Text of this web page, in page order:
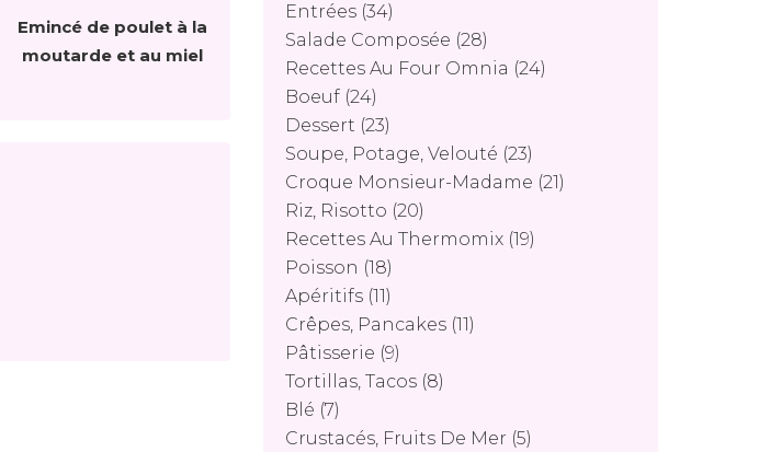
Emincé de poulet à la
moutarde et au miel
Entrées (34)
Salade Composée (28)
Recettes Au Four Omnia (24)
Boeuf (24)
Dessert (23)
Soupe, Potage, Velouté (23)
Croque Monsieur-Madame (21)
Riz, Risotto (20)
Recettes Au Thermomix (19)
Poisson (18)
Apéritifs (11)
Crêpes, Pancakes (11)
Pâtisserie (9)
Tortillas, Tacos (8)
Blé (7)
Crustacés, Fruits De Mer (5)